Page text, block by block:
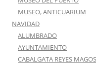
MUSEO, ANTICUARIUM
NAVIDAD
ALUMBRADO
AYUNTAMIENTO
CABALGATA REYES MAGOS